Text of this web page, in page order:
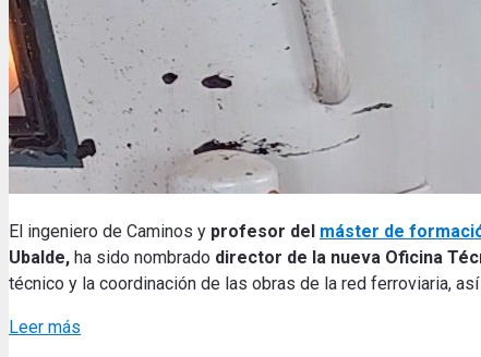
El ingeniero de Caminos y profesor del máster de
Ubalde, ha sido nombrado director de la nueva Oficina
técnico y la coordinación de las obras de la red ferroviaria,
Leer más